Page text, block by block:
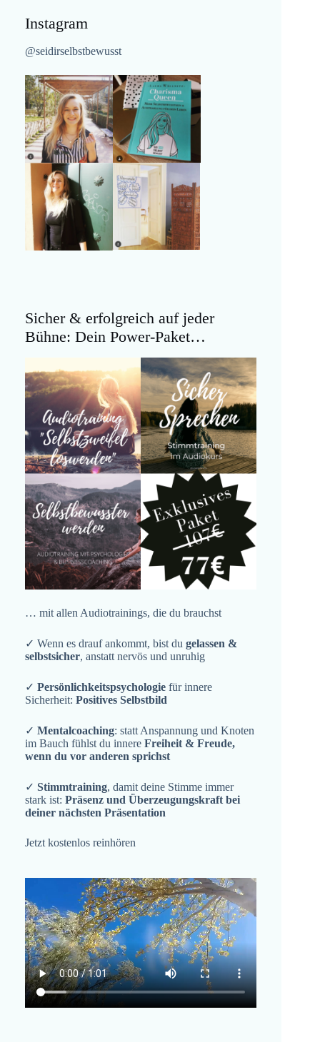
Instagram
@seidirselbstbewusst
Sicher & erfolgreich auf jeder
Bühne: Dein Power-Paket…
… mit allen Audiotrainings, die du brauchst
✓ Wenn es drauf ankommt, bist du gelassen &
selbstsicher, anstatt nervös und unruhig
✓ Persönlichkeitspsychologie für innere
Sicherheit: Positives Selbstbild
✓ Mentalcoaching: statt Anspannung und Knoten
im Bauch fühlst du innere Freiheit & Freude,
wenn du vor anderen sprichst
✓ Stimmtraining, damit deine Stimme immer
stark ist: Präsenz und Überzeugungskraft bei
deiner nächsten Präsentation
Jetzt kostenlos reinhören